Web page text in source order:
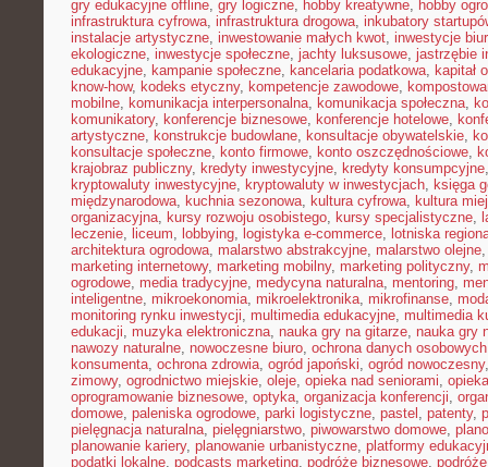
gry edukacyjne offline, gry logiczne, hobby kreatywne, hobby
infrastruktura cyfrowa, infrastruktura drogowa, inkubatory
instalacje artystyczne, inwestowanie małych kwot, inwestycje
ekologiczne, inwestycje społeczne, jachty luksusowe, jastrzębie
edukacyjne, kampanie społeczne, kancelaria podatkowa, kapitał
know-how, kodeks etyczny, kompetencje zawodowe,
mobilne, komunikacja interpersonalna, komunikacja społeczna,
komunikatory, konferencje biznesowe, konferencje hotelowe,
artystyczne, konstrukcje budowlane, konsultacje obywatelskie,
konsultacje społeczne, konto firmowe, konto oszczędnościowe,
krajobraz publiczny, kredyty inwestycyjne, kredyty konsumpcyjne
kryptowaluty inwestycyjne, kryptowaluty w inwestycjach, księga
międzynarodowa, kuchnia sezonowa, kultura cyfrowa, kultura
organizacyjna, kursy rozwoju osobistego, kursy specjalistyczne,
leczenie, liceum, lobbying, logistyka e-commerce, lotniska
architektura ogrodowa, malarstwo abstrakcyjne, malarstwo olejne
marketing internetowy, marketing mobilny, marketing polityczny,
ogrodowe, media tradycyjne, medycyna naturalna, mentoring,
inteligentne, mikroekonomia, mikroelektronika, mikrofinanse,
monitoring rynku inwestycji, multimedia edukacyjne, multimedia
edukacji, muzyka elektroniczna, nauka gry na gitarze, nauka gry
nawozy naturalne, nowoczesne biuro, ochrona danych osobowych
konsumenta, ochrona zdrowia, ogród japoński, ogród nowoczesny
zimowy, ogrodnictwo miejskie, oleje, opieka nad seniorami,
oprogramowanie biznesowe, optyka, organizacja konferencji,
domowe, paleniska ogrodowe, parki logistyczne, pastel , patenty,
pielęgnacja naturalna, pielęgniarstwo, piwowarstwo domowe,
planowanie kariery, planowanie urbanistyczne, platformy
podatki lokalne, podcasts marketing, podróże biznesowe,